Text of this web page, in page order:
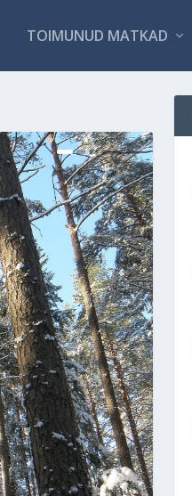
TOIMUNUD MATKAD